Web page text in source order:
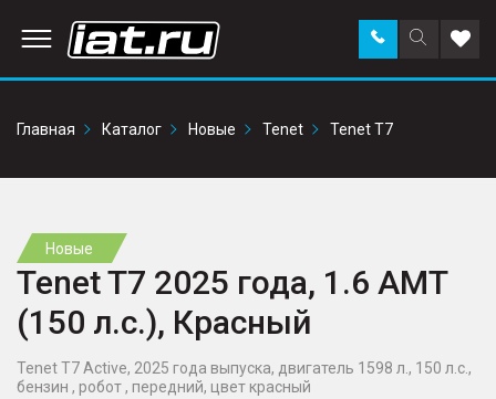
Поиск
по
Заказать
звонок в
Главная
Каталог Новые Tenet Tenet T7
Новые
Tenet T7 2025 года, 1.6 AMT
(150 л.с.), Красный
Tenet T7 Active, 2025 года выпуска, двигатель 1598 л., 150 л.с.,
бензин , робот , передний, цвет красный